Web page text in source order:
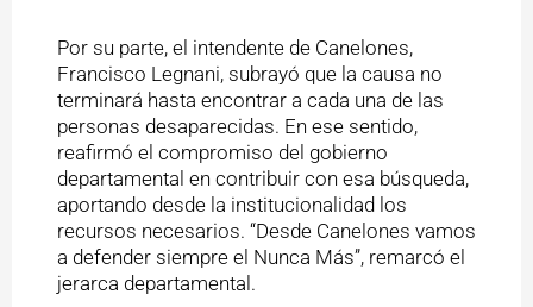
Por su parte, el intendente de Canelones,
Francisco Legnani, subrayó que la causa no
terminará hasta encontrar a cada una de las
personas desaparecidas. En ese sentido,
reafirmó el compromiso del gobierno
departamental en contribuir con esa búsqueda,
aportando desde la institucionalidad los
recursos necesarios. “Desde Canelones vamos
a defender siempre el Nunca Más”, remarcó el
jerarca departamental.